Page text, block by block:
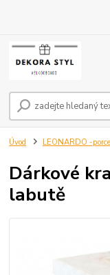
Úvod LEONARDO -
Dárkové
labutě